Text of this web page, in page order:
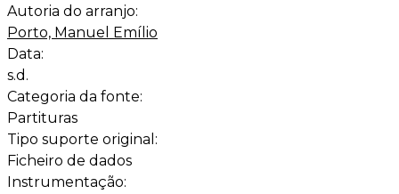
Autoria do arranjo:
Porto, Manuel Emílio
Data:
s.d.
Categoria da fonte:
Partituras
Tipo suporte original:
Ficheiro de dados
Instrumentação: